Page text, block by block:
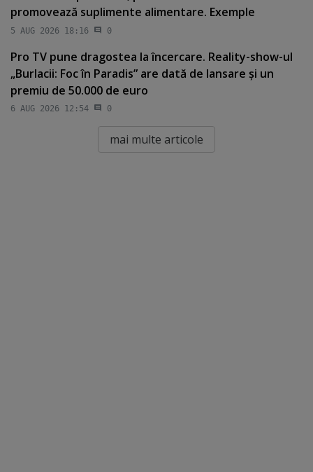
promovează suplimente alimentare. Exemple
5 AUG 2026 18:16 0
Pro TV pune dragostea la încercare. Reality-show-ul
„Burlacii: Foc în Paradis” are dată de lansare şi un
premiu de 50.000 de euro
6 AUG 2026 12:54 0
mai multe articole